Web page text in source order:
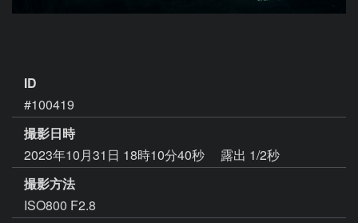
ID
#100419
撮影日時
2023年10月31日 18時10分40秒
露出 1/2秒
撮影方法
ISO800 F2.8